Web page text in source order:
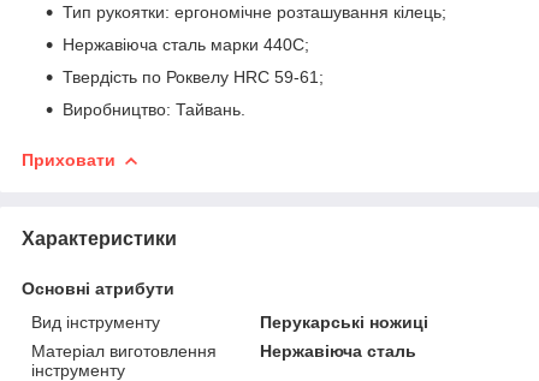
Тип рукоятки: ергономічне розташування кілець;
Нержавіюча сталь марки 440С;
Твердість по Роквелу HRC 59-61;
Виробництво: Тайвань.
Приховати
Характеристики
Основні атрибути
Вид інструменту
Перукарські ножиці
Матеріал виготовлення
інструменту
Нержавіюча сталь